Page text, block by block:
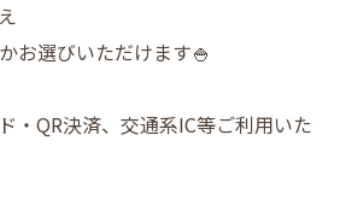
お選びいただけます🍚
・QR決済、交通系IC等ご利用いた